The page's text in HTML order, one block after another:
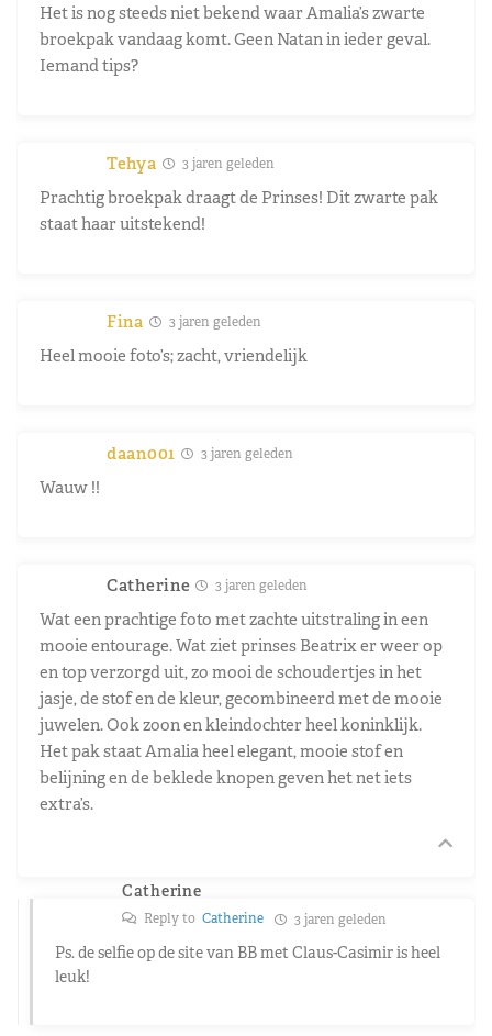
Het is nog steeds niet bekend waar Amalia’s zwarte
broekpak vandaag komt. Geen Natan in ieder geval.
Iemand tips?
Tehya 3 jaren geleden
Prachtig broekpak draagt de Prinses! Dit zwarte pak
staat haar uitstekend!
Fina 3 jaren geleden
Heel mooie foto’s; zacht, vriendelijk
daan001 3 jaren geleden
Wauw !!
Catherine 3 jaren geleden
Wat een prachtige foto met zachte uitstraling in een
mooie entourage. Wat ziet prinses Beatrix er weer op
en top verzorgd uit, zo mooi de schoudertjes in het
jasje, de stof en de kleur, gecombineerd met de mooie
juwelen. Ook zoon en kleindochter heel koninklijk.
Het pak staat Amalia heel elegant, mooie stof en
belijning en de beklede knopen geven het net iets
extra’s.
Catherine
Reply to Catherine 3 jaren geleden
Ps. de selfie op de site van BB met Claus-Casimir is heel
leuk!